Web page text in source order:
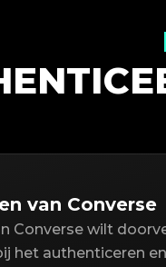
van Converse
Converse wilt
het authenticeren